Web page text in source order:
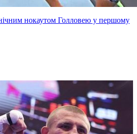
нокаутом Голловею у першому